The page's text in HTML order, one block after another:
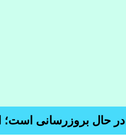
در حال بروزرسانی است؛